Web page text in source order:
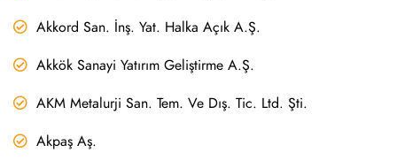
Akkord San. İnş. Yat. Halka Açık A.Ş.
Akkök Sanayi Yatırım Geliştirme A.Ş.
AKM Metalurji San. Tem. Ve Dış. Tic. Ltd. Şti.
Akpaş Aş.